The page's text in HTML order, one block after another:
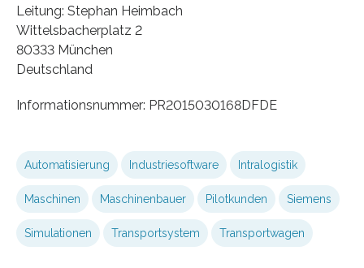
Leitung: Stephan Heimbach
Wittelsbacherplatz 2
80333 München
Deutschland
Informationsnummer: PR2015030168DFDE
Automatisierung Industriesoftware Intralogistik
Maschinen Maschinenbauer Pilotkunden Siemens
Simulationen Transportsystem Transportwagen